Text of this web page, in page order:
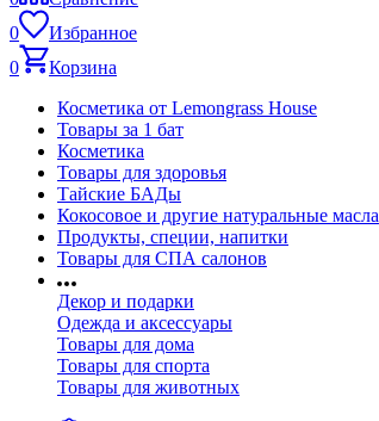
0
Избранное
0
Корзина
Косметика от Lemongrass House
Товары за 1 бат
Косметика
Товары для здоровья
Тайские БАДы
Кокосовое и другие натуральные масла
Продукты, специи, напитки
Товары для СПА салонов
Декор и подарки
Одежда и аксессуары
Товары для дома
Товары для спорта
Товары для животных